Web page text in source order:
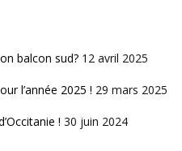
balcon sud? 12 avril 2025
l’année 2025 ! 29 mars 2025
! 30 juin 2024